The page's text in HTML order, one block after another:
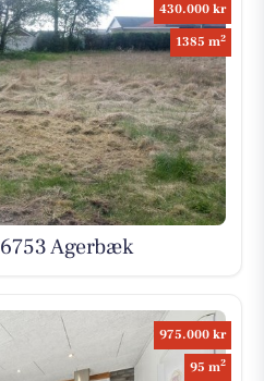
430.000 kr
1385 m2
Agerbæk
975.000 kr
95 m2